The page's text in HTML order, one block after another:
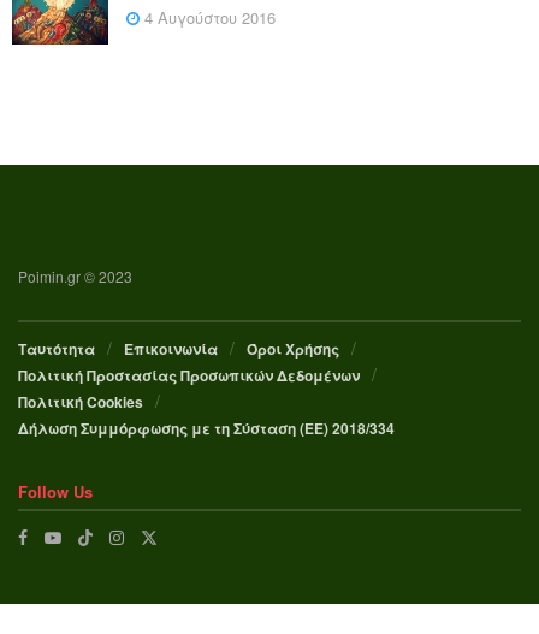
4 Αυγούστου 2016
Poimin.gr © 2023
Ταυτότητα Επικοινωνία
Όροι Χρήσης
Πολιτική Προστασίας Προσωπικών Δεδομένων
Πολιτική Cookies
Δήλωση Συμμόρφωσης με τη Σύσταση (ΕΕ) 2018/334
Follow Us